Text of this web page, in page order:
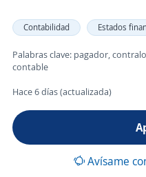
Contabilidad Estados
Palabras clave: pagador,
contable
Hace 6 días (actualizada)
Avísame